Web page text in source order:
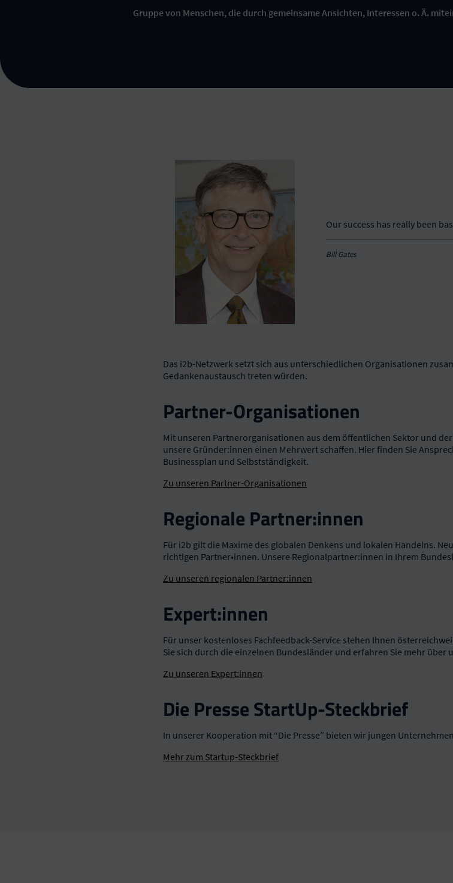
Gruppe von Menschen, die durch gemeinsame Ansichten, Interessen o. Ä.
Our success has really been
Bill Gates
Das i2b-Netzwerk setzt sich aus unterschiedlichen Organisationen
Gedankenaustausch treten würden.
Partner-Organisationen
Mit unseren Partnerorganisationen aus dem öffentlichen Sektor und
unsere Gründer:innen einen Mehrwert schaffen. Hier finden Sie
Businessplan und Selbstständigkeit.
Zu unseren Partner-Organisationen
Regionale Partner:innen
Für i2b gilt die Maxime des globalen Denkens und lokalen Handelns.
richtigen Partner•innen. Unsere Regionalpartner:innen in Ihrem
Zu unseren regionalen Partner:innen
Expert:innen
Für unser kostenloses Fachfeedback-Service stehen Ihnen
Sie sich durch die einzelnen Bundesländer und erfahren Sie mehr
Zu unseren Expert:innen
Die Presse StartUp-Steckbrief
In unserer Kooperation mit “Die Presse” bieten wir jungen
Mehr zum Startup-Steckbrief